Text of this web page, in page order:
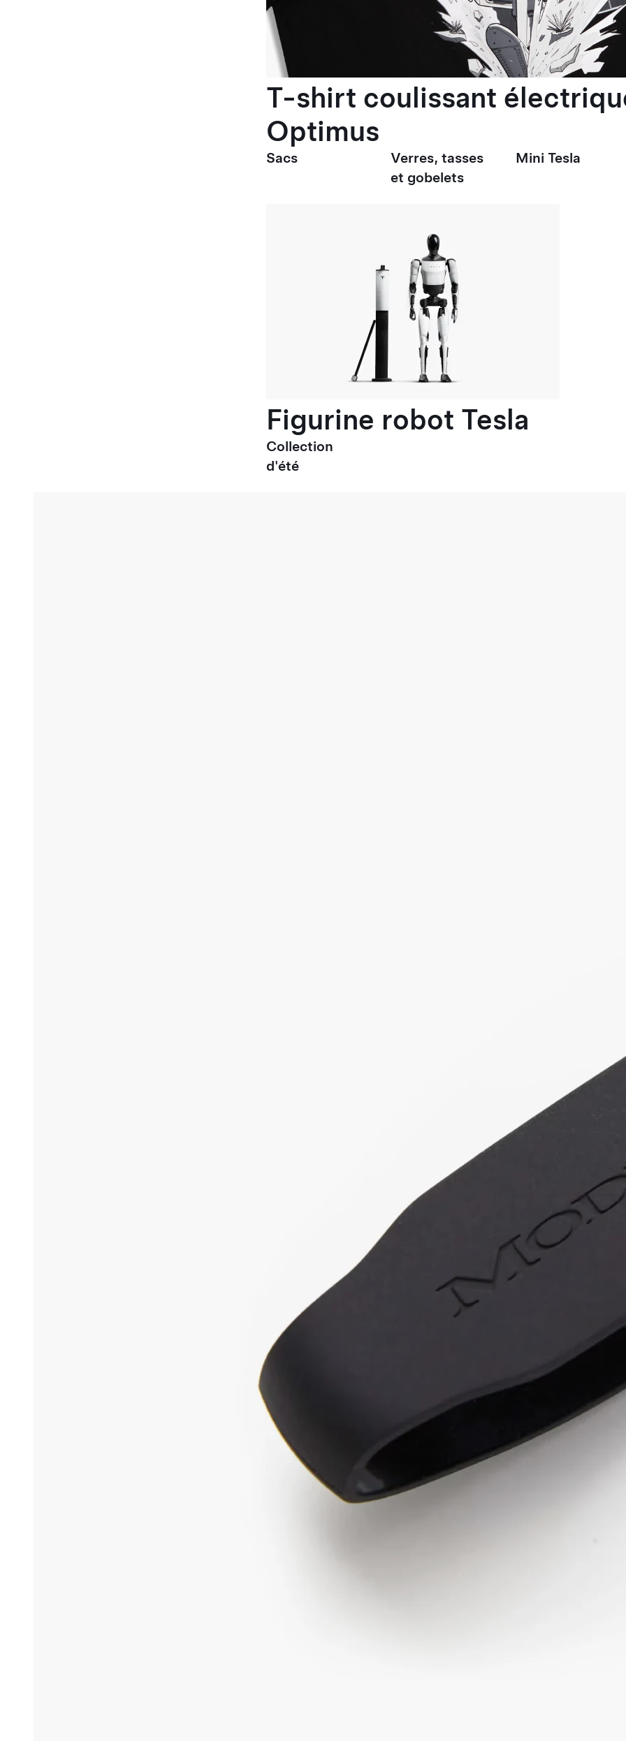
T-shirt coulissant
Optimus
Sacs
Verres, tasses
et gobelets
Mini Tesla
Figurine robot Tesla
Collection
d'été